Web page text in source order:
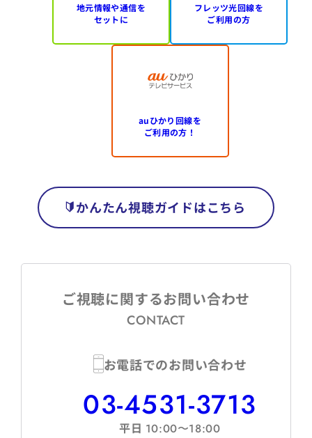
地元情報や通信を
セットに
フレッツ光回線を
ご利用の方
auひかり回線を
ご利用の方！
かんたん視聴ガイドはこちら
ご視聴に関するお問い合わせ
CONTACT
お電話でのお問い合わせ
03-4531-3713
平日 10:00〜18:00